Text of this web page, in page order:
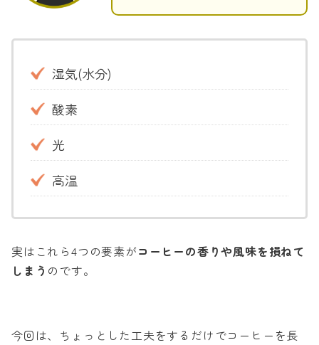
湿気(水分)
酸素
光
高温
実はこれら4つの要素がコーヒーの香りや風味を損ねて
しまう のです。
今回は、ちょっとした工夫をするだけでコーヒーを長